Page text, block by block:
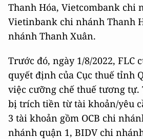
Thanh Hóa, Vietcombank chi
Vietinbank chi nhánh Thanh
nhánh Thanh Xuân.
Trước đó, ngày 1/8/2022, FLC
quyết định của Cục thuế tỉnh
việc cưỡng chế thuế tương tự.
bị trích tiền từ tài khoản/yêu
3 tài khoản gồm OCB chi
nhánh quận 1, BIDV chi